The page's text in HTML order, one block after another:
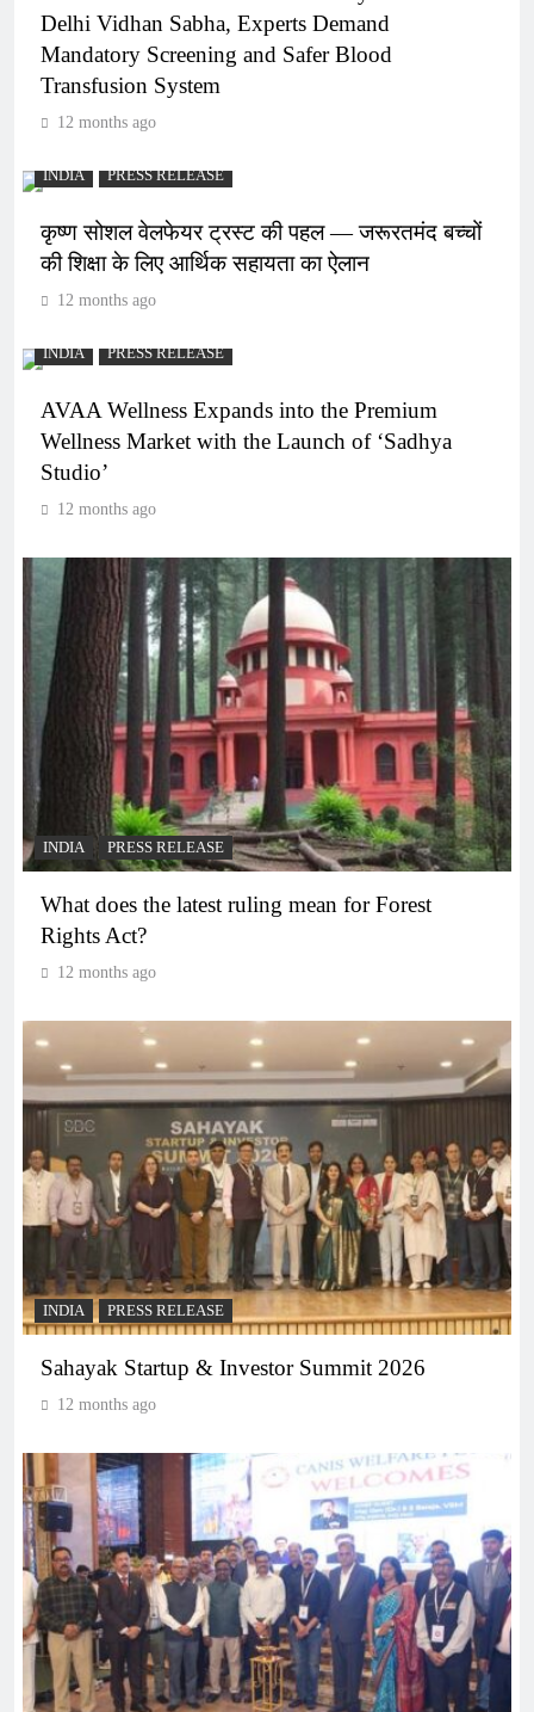
Delhi Vidhan Sabha, Experts Demand
Mandatory Screening and Safer Blood
Transfusion System
12 months ago
INDIA PRESS RELEASE
कृष्ण सोशल वेलफेयर ट्रस्ट की पहल — जरूरतमंद बच्चों
की शिक्षा के लिए आर्थिक सहायता का ऐलान
12 months ago
INDIA PRESS RELEASE
AVAA Wellness Expands into the Premium
Wellness Market with the Launch of ‘Sadhya
Studio’
12 months ago
INDIA PRESS RELEASE
What does the latest ruling mean for Forest
Rights Act?
12 months ago
INDIA PRESS RELEASE
Sahayak Startup & Investor Summit 2026
12 months ago